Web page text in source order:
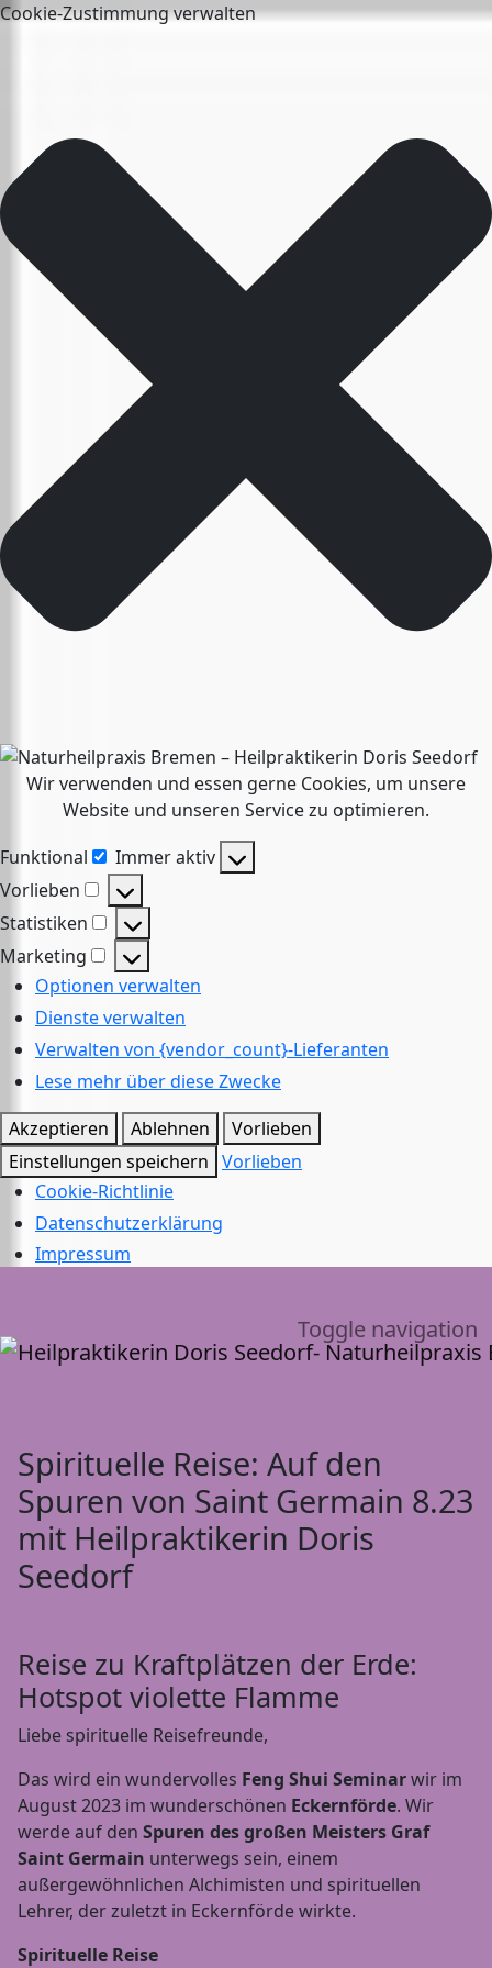
Cookie-Zustimmung verwalten
Wir verwenden und essen gerne Cookies, um unsere
Website und unseren Service zu optimieren.
Funktional
Funktional
Immer aktiv
Vorlieben
Vorlieben
Statistiken
Statistiken
Marketing
Marketing
Optionen verwalten
Dienste verwalten
Verwalten von {vendor_count}-Lieferanten
Lese mehr über diese Zwecke
Akzeptieren
Ablehnen
Vorlieben
Einstellungen speichern Vorlieben
Cookie-Richtlinie
Datenschutzerklärung
Impressum
Toggle navigation
Spirituelle Reise: Auf den
Spuren von Saint Germain 8.23
mit Heilpraktikerin Doris
Seedorf
Reise zu Kraftplätzen der Erde:
Hotspot violette Flamme
Liebe spirituelle Reisefreunde,
Das wird ein wundervolles Feng Shui Seminarwir im
August 2023 im wunderschönen Eckernförde. Wir
werde auf den Spuren des großen Meisters Graf
Saint Germain unterwegs sein, einem
außergewöhnlichen Alchimisten und spirituellen
Lehrer, der zuletzt in Eckernförde wirkte.
Spirituelle Reise